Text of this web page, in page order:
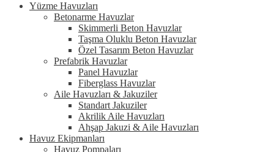
Yüzme Havuzları
Betonarme Havuzlar
Skimmerli Beton Havuzlar
Taşma Oluklu Beton Havuzlar
Özel Tasarım Beton Havuzlar
Prefabrik Havuzlar
Panel Havuzlar
Fiberglass Havuzlar
Aile Havuzları & Jakuziler
Standart Jakuziler
Akrilik Aile Havuzları
Ahşap Jakuzi & Aile Havuzları
Havuz Ekipmanları
Havuz Pompaları